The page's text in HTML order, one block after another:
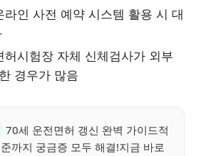
라인 사전 예약 시스템 활용 시 대
허시험장 자체 신체검사가 외부
경우가 많음
70세 운전면허 갱신 완벽 가이드적
까지 궁금증 모두 해결!지금 바로